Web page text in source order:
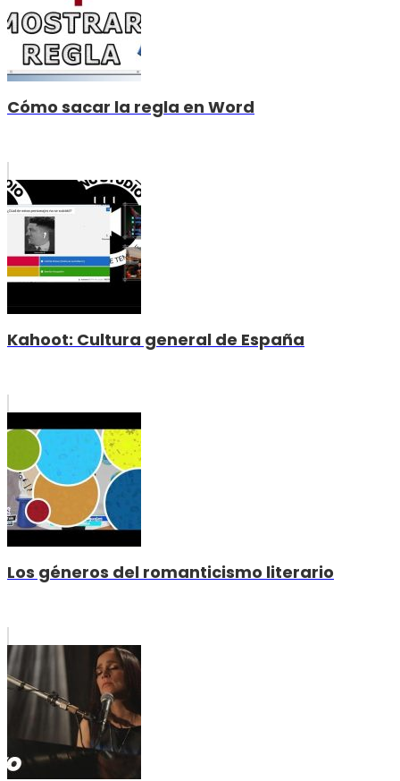
Cómo sacar la regla en Word
Kahoot: Cultura general de España
Los géneros del romanticismo literario